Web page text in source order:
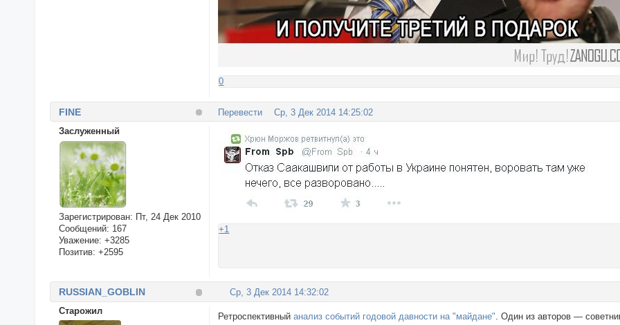
0
Перевести Ср, 3 Дек 2014 14:25:02
FINE
Заслуженный
Зарегистрирован: Пт, 24 Дек 2010
Сообщений: 167
Уважение: +3285
Позитив: +2595
+1
Ср, 3 Дек 2014 14:32:02
RUSSIAN_GOBLIN
Cтарожил
Ретроспективныйанализ событий годовой давности на "майдане" . Один из авторов —